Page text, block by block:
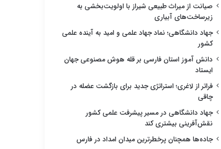
صیانت از میراث طبیعی شیراز با اولویت‌بخشی به
زیرساخت‌های آبیاری
جهاد دانشگاهی؛ نماد جهاد علمی و امید به آینده علمی
کشور
دانش آموز استان فارسی بر قله هوش مصنوعی جهان
ایستاد
فراتر از لاغری؛ استراتژی جدید برای بازگشت عضله در
چاقی
جهاد دانشگاهی در مسیر پیشرفت علمی کشور
نقش‌آفرینی بیشتری کند
جاده‌ها همچنان پرخطرترین میدان امداد در فارس